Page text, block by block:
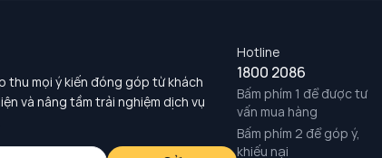
Hotline
1800 2086
Bấm phím 1 để được tư
vấn mua hàng
Bấm phím 2 để góp ý,
khiếu nại
thu mọi ý kiến đóng góp từ khách
và nâng tầm trải nghiệm dịch vụ